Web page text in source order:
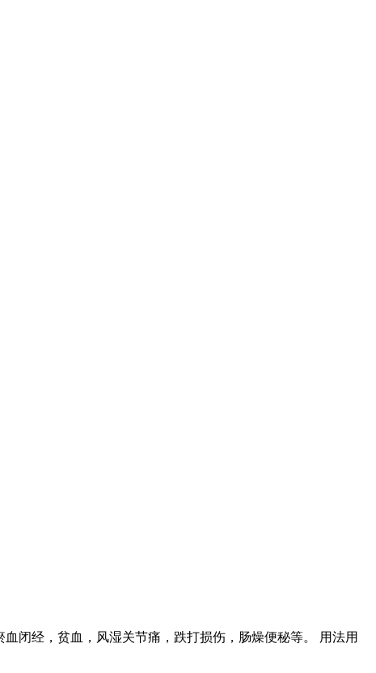
闭经，贫血，风湿关节痛，跌打损伤，肠燥便秘等。 用法用